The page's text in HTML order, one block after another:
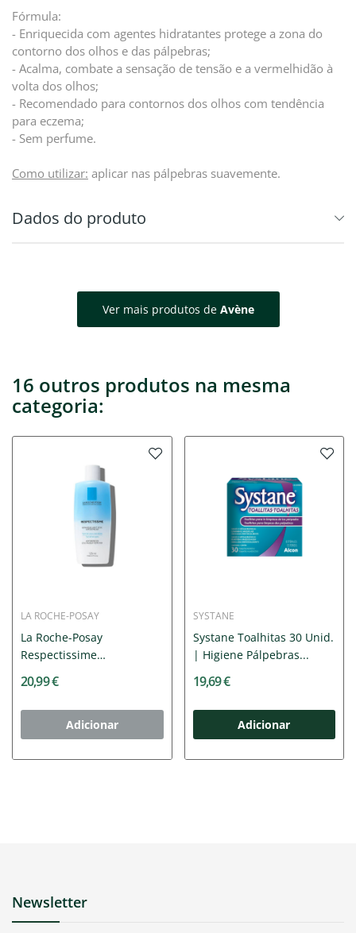
Fórmula:
- Enriquecida com agentes hidratantes protege a zona do
contorno dos olhos e das pálpebras;
- Acalma, combate a sensação de tensão e a vermelhidão à
volta dos olhos;
- Recomendado para contornos dos olhos com tendência
para eczema;
- Sem perfume.
Como utilizar: aplicar nas pálpebras suavemente.
Dados do produto
Ver mais produtos de Avène
16 outros produtos na mesma
categoria:
LA ROCHE-POSAY
La Roche-Posay
Respectissime
20,99 €
Adicionar
SYSTANE
Systane Toalhitas 30 Unid.
| Higiene Pálpebras...
19,69 €
Adicionar
Newsletter